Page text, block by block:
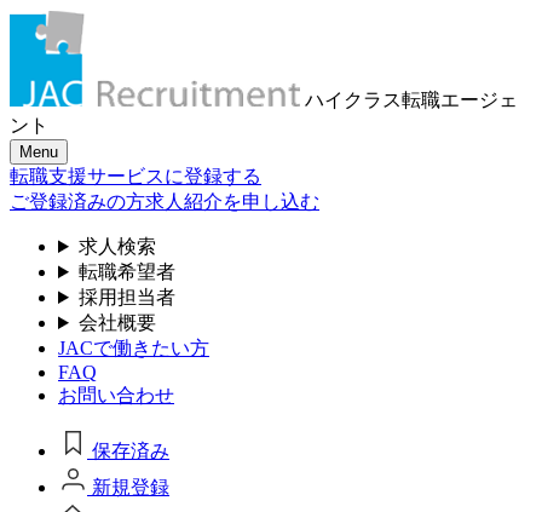
ハイクラス転職エージェ
ント
Menu
転職支援サービスに登録する
ご登録済みの方求人紹介を申し込む
求人検索
転職希望者
採用担当者
会社概要
JACで働きたい方
FAQ
お問い合わせ
保存済み
新規登録